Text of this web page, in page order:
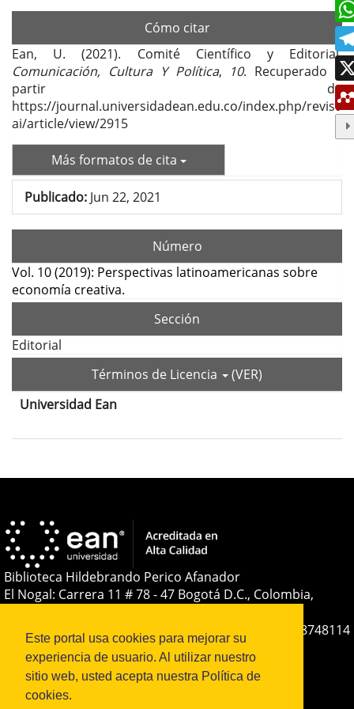
Este portal usa cookies para mejorar su
experiencia de usuario. Al utilizar nuestro
sitio web, usted acepta nuestra Política de
cookies.
Cómo citar
Ean, U. (2021). Comité Científico y Editorial.
Comunicación, Cultura Y Política, 10. Recuperado a
partir de
https://journal.universidadean.edu.co/index.php/revist
ai/article/view/2915
Más formatos de cita
Publicado: Jun 22, 2021
Número
Vol. 10 (2019): Perspectivas latinoamericanas sobre
economía creativa.
Sección
Editorial
Términos de Licencia
(VER)
Contenido
principal
del
Universidad Ean
Detalles
artículo
Biblioteca Hildebrando Perico Afanador
El Nogal: Carrera 11 # 78 - 47 Bogotá D.C., Colombia,
Teléfono:
+(57-601) 593 6464 Ext. 2285
+57 316 8748114
E-mail:soporteojs@universidadean.edu.co
biblioteca@universidadean.edu.co